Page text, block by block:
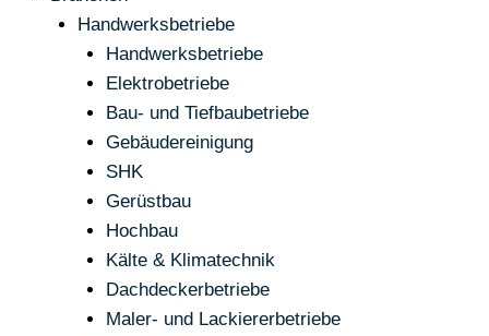
Handwerksbetriebe
Handwerksbetriebe
Elektrobetriebe
Bau- und Tiefbaubetriebe
Gebäudereinigung
SHK
Gerüstbau
Hochbau
Kälte & Klimatechnik
Dachdeckerbetriebe
Maler- und Lackiererbetriebe